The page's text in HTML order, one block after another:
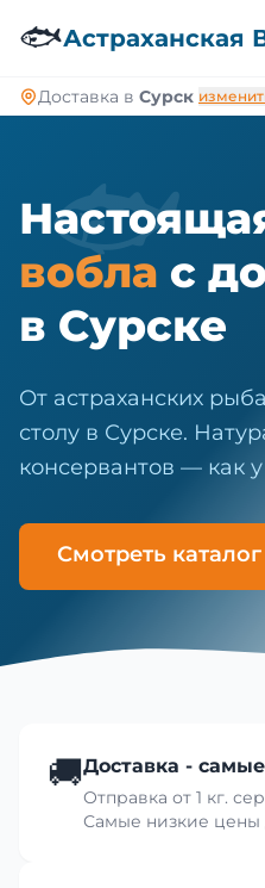
🐟Астраханская
Доставка в Сурск
🐟
вобла с
в Сурске
От астраханских
столу в Сурске.
консервантов — как
Смотреть каталог
🚚Доставка -
Отправка от 1 кг.
Самые низкие цены